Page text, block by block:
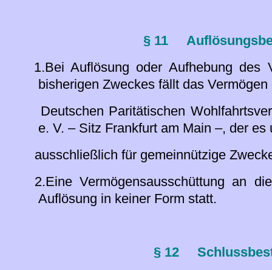
§ 11
1.Bei Auflösung oder Aufhebung des
bisherigen Zweckes fällt das
Deutschen Paritätischen
e. V. – Sitz Frankfurt am Main –, der es
ausschließlich für gemeinnützige
2.Eine Vermögensausschüttung an
Auflösung in keiner Form statt.
§ 12